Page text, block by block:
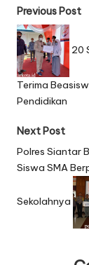
P
o
s
t
n
a
v
g
Previous Post
20
Terima
Pendidikan
Next Post
Polres Siantar
Siswa SMA
Sekolahnya